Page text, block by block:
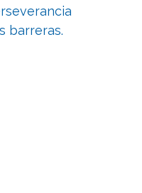
barreras.